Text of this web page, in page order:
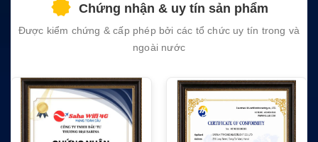
empty.
Chứng nhận & uy tín sản phẩm
Được kiểm chứng & cấp phép bởi các tổ chức uy tín trong và
ngoài nước